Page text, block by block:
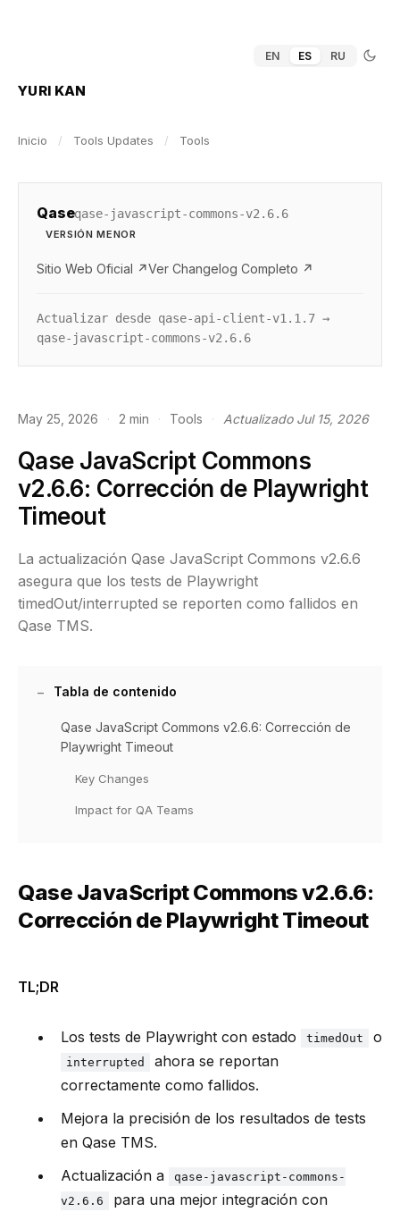
EN ES RU
YURI KAN
Inicio / Tools Updates / Tools
Qaseqase-javascript-commons-v2.6.6
VERSIÓN MENOR
Sitio Web Oficial ↗Ver Changelog Completo ↗
Actualizar desde qase-api-client-v1.1.7 →
qase-javascript-commons-v2.6.6
May 25, 2026 · 2 min · Tools · Actualizado Jul 15, 2026
Qase JavaScript Commons
v2.6.6: Corrección de Playwright
Timeout
La actualización Qase JavaScript Commons v2.6.6
asegura que los tests de Playwright
timedOut/interrupted se reporten como fallidos en
Qase TMS.
Tabla de contenido
Qase JavaScript Commons v2.6.6: Corrección de
Playwright Timeout
Key Changes
Impact for QA Teams
Qase JavaScript Commons v2.6.6:
Corrección de Playwright Timeout
TL;DR
Los tests de Playwright con estado timedOut o
interrupted
ahora se reportan
correctamente como fallidos.
Mejora la precisión de los resultados de tests
en Qase TMS.
Actualización a
qase-javascript-commons-
v2.6.6
para una mejor integración con